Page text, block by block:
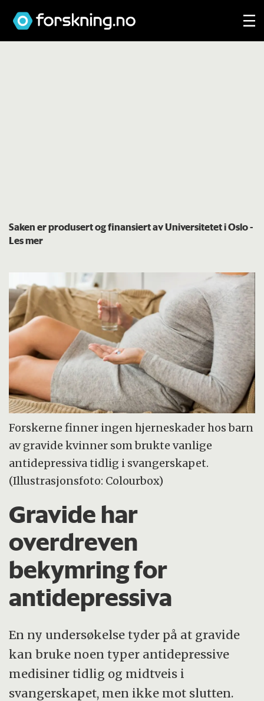
Saken er produsert og finansiert av Universitetet i Oslo-
Les mer
Forskerne finner ingen hjerneskader hos barn
av gravide kvinner som brukte vanlige
antidepressiva tidlig i svangerskapet.
(Illustrasjonsfoto: Colourbox)
Gravide har
overdreven
bekymring for
antidepressiva
En ny undersøkelse tyder på at gravide
kan bruke noen typer antidepressive
medisiner tidlig og midtveis i
svangerskapet, men ikke mot slutten.